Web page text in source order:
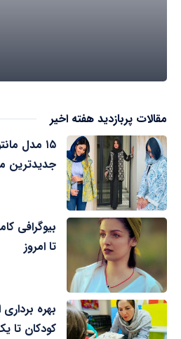
مقالات پربازدید هفته اخیر
جدیدترین
بیوگرافی
تا امروز
بهره
کودکان تا